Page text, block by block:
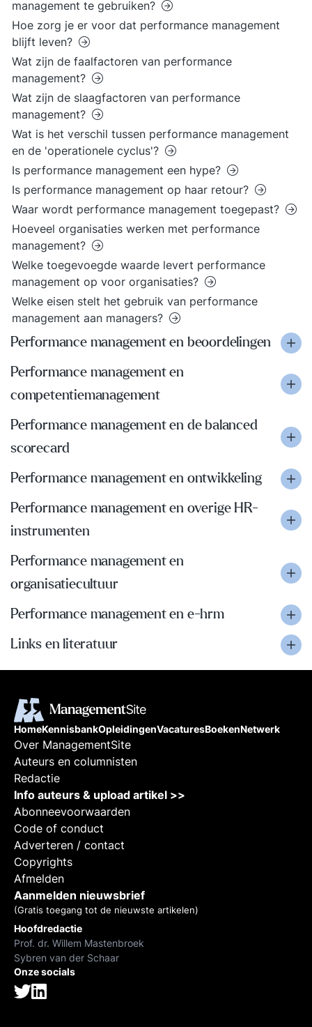
management te gebruiken?
Hoe zorg je er voor dat performance management
blijft leven?
Wat zijn de faalfactoren van performance
management?
Wat zijn de slaagfactoren van performance
management?
Wat is het verschil tussen performance management
en de 'operationele cyclus'?
Is performance management een hype?
Is performance management op haar retour?
Waar wordt performance management toegepast?
Hoeveel organisaties werken met performance
management?
Welke toegevoegde waarde levert performance
management op voor organisaties?
Welke eisen stelt het gebruik van performance
management aan managers?
Performance management en beoordelingen
Performance management en
competentiemanagement
Performance management en de balanced
scorecard
Performance management en ontwikkeling
Performance management en overige HR-
instrumenten
Performance management en
organisatiecultuur
Performance management en e-hrm
Links en literatuur
HomeKennisbankOpleidingenVacaturesBoekenNetwerk
Over ManagementSite
Auteurs en columnisten
Redactie
Info auteurs & upload artikel >>
Abonneevoorwaarden
Code of conduct
Adverteren / contact
Copyrights
Afmelden
Aanmelden nieuwsbrief
(Gratis toegang tot de nieuwste artikelen)
Hoofdredactie
Prof. dr. Willem Mastenbroek
Sybren van der Schaar
Onze socials